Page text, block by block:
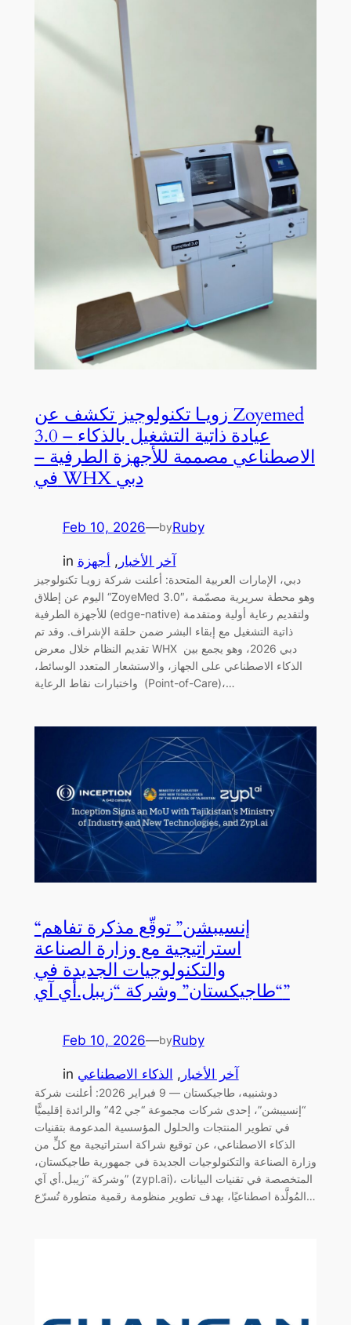
زويـا تكنولوجيز تكشف عن Zoyemed
3.0 – عيادة ذاتية التشغيل بالذكاء
الاصطناعي مصممة للأجهزة الطرفية –
في WHX دبي
Feb 10, 2026—byRuby
in آخر الأخبار , أجهزة
دبي، الإمارات العربية المتحدة: أعلنت شركة زويـا تكنولوجيز
اليوم عن إطلاق “ZoyeMed 3.0″، وهو محطة سريرية مصمّمة
للأجهزة الطرفية (edge-native) ولتقديم رعاية أولية ومتقدمة
ذاتية التشغيل مع إبقاء البشر ضمن حلقة الإشراف. وقد تم
تقديم النظام خلال معرض WHX دبي 2026، وهو يجمع بين
الذكاء الاصطناعي على الجهاز، والاستشعار المتعدد الوسائط،
واختبارات نقاط الرعاية (Point-of-Care)،…
“إنسيبشن” توقّع مذكرة تفاهم
استراتيجية مع وزارة الصناعة
والتكنولوجيات الجديدة في
“طاجيكستان” وشركة “زيبل.أي آي”
Feb 10, 2026—byRuby
in آخر الأخبار , الذكاء الاصطناعي
دوشنبيه، طاجيكستان — 9 فبراير 2026: أعلنت شركة
“إنسيبشن”، إحدى شركات مجموعة “جي 42” والرائدة إقليميًّا
في تطوير المنتجات والحلول المؤسسية المدعومة بتقنيات
الذكاء الاصطناعي، عن توقيع شراكة استراتيجية مع كلٍّ من
وزارة الصناعة والتكنولوجيات الجديدة في جمهورية طاجيكستان،
وشركة “زيبل.أي آي” (zypl.ai)، المتخصصة في تقنيات البيانات
المُولَّدة اصطناعيًا، بهدف تطوير منظومة رقمية متطورة تُسرّع…